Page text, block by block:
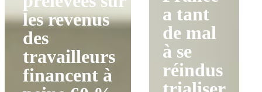
les revenus
des
travailleurs
financent à
a tant
de mal
à se
réindus